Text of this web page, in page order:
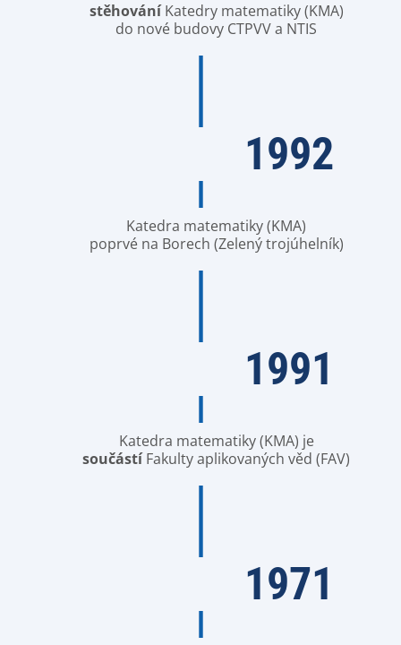
stěhováníKatedry matematiky (KMA)
do nové budovy CTPVV a NTIS
1992
Katedra matematiky (KMA)
poprvé na Borech (Zelený trojúhelník)
1991
Katedra matematiky (KMA) je
součástíFakulty aplikovaných věd (FAV)
1971